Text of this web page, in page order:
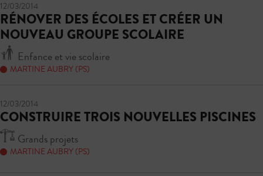
12/03/2014
RÉNOVER DES ÉCOLES ET CRÉER UN
NOUVEAU GROUPE SCOLAIRE
Enfance et vie scolaire
MARTINE AUBRY (PS)
12/03/2014
CONSTRUIRE TROIS NOUVELLES PISCINES
Grands projets
MARTINE AUBRY (PS)